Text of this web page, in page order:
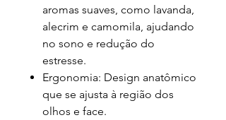
aromas suaves, como lavanda,
alecrim e camomila, ajudando
no sono e redução do
estresse.
Ergonomia: Design anatômico
que se ajusta à região dos
olhos e face.